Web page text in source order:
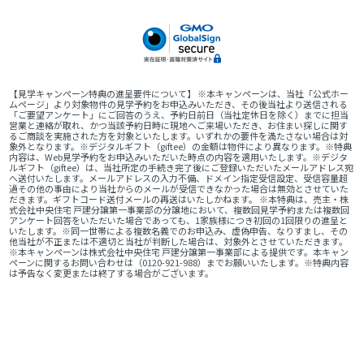
【見学キャンペーン特典の進呈要件について】 ※本キャンペーンは、当社「公式ホー
ムページ」より対象物件の見学予約をお申込みいただき、その後当社より送信される
「ご要望アンケート」にご回答のうえ、予約日前日（当社定休日を除く）までに担当
営業と連絡が取れ、かつ当該予約日時に現地へご来場いただき、お住まい探しに関す
るご商談を実施された方を対象といたします。いずれかの要件を満たさない場合は対
象外となります。※デジタルギフト（giftee）の金額は物件により異なります。※特典
内容は、Web見学予約をお申込みいただいた時点の内容を適用いたします。※デジタ
ルギフト（giftee）は、当社所定の手続き完了後にご登録いただいたメールアドレス宛
へ送付いたします。メールアドレスの入力不備、ドメイン指定受信設定、受信容量超
過その他の事由により当社からのメールが受信できなかった場合は無効とさせていた
だきます。ギフトコード送付メールの再送はいたしかねます。 ※本特典は、売主・株
式会社中央住宅 戸建分譲第一事業部の分譲地において、複数回見学予約または複数回
アンケート回答をいただいた場合であっても、1家族様につき初回の1回限りの進呈と
いたします。※同一世帯による複数名義でのお申込み、虚偽申告、なりすまし、その
他当社が不正または不適切と当社が判断した場合は、対象外とさせていただきます。
※本キャンペーンは株式会社中央住宅 戸建分譲第一事業部による提供です。本キャン
ペーンに関するお問い合わせは（0120-921-988）までお願いいたします。※特典内容
は予告なく変更または終了する場合がございます。